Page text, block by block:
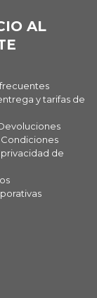
AL
y tarifas de
de